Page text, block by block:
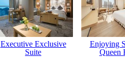
Executive Exclusive
Suite
Enjoying
Queen